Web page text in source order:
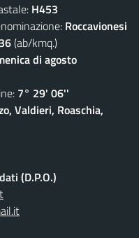
H453
Roccavionesi
(ab/kmq.)
di agosto
7° 29' 06''
Valdieri, Roaschia,
(D.P.O.)